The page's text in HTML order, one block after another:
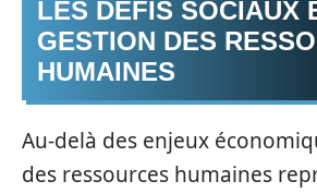
LES DÉFIS SOCIAUX
GESTION DES
HUMAINES
Au-delà des enjeux
des ressources humaines